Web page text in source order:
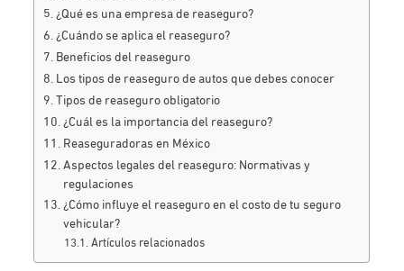
¿Qué es una empresa de reaseguro?
¿Cuándo se aplica el reaseguro?
Beneficios del reaseguro
Los tipos de reaseguro de autos que debes conocer
Tipos de reaseguro obligatorio
¿Cuál es la importancia del reaseguro?
Reaseguradoras en México
Aspectos legales del reaseguro: Normativas y
regulaciones
¿Cómo influye el reaseguro en el costo de tu seguro
vehicular?
Artículos relacionados